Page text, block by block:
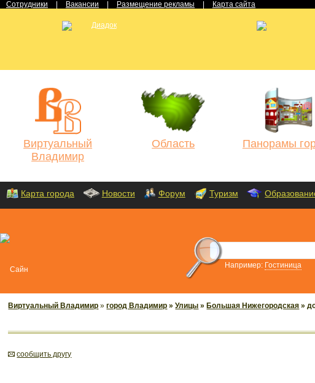
Сотрудники Вакансии Размещение рекламы Карта сайта
Виртуальный
Владимир
Область Панорамы
Карта города Новости Форум Туризм
Например: Гостиница
Виртуальный Владимир »город Владимир »Улицы » Большая Нижегородская »
cообщить другу